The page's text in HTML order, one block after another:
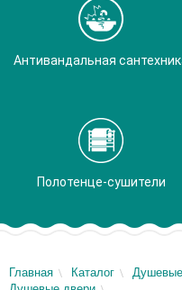
Антивандальная
Полотенце-сушители
Главная Каталог